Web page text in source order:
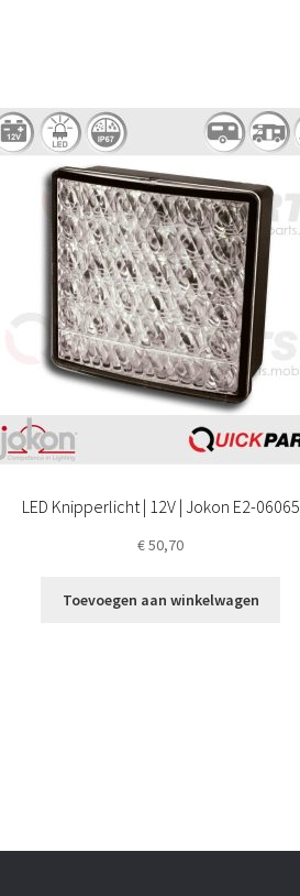
LED Knipperlicht | 12V | Jokon E2-06065
€50,70
Toevoegen aan winkelwagen